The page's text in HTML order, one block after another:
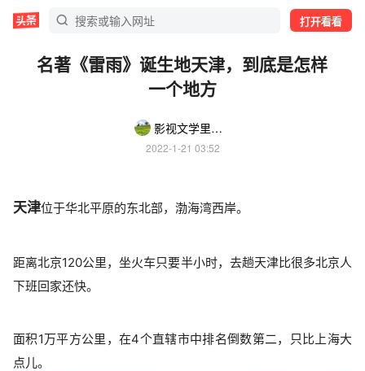
打开看看
名著《雷雨》诞生地天津，到底是怎样
一个地方
影视文学里的历史地理
2022-1-21 03:52
天津位于华北平原的东北部，渤海湾西岸。
距离北京120公里，坐火车只要半小时，去趟天津比很多北京人
下班回家还快。
面积1万平方公里，在4个直辖市中排名倒数第二，只比上海大
点儿。